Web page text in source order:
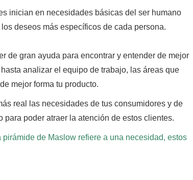
inician en necesidades básicas del ser humano
deseos más específicos de cada persona.
de gran ayuda para encontrar y entender de mejor
hasta analizar el equipo de trabajo, las áreas que
mejor forma tu producto.
real las necesidades de tus consumidores y de
poder atraer la atención de estos clientes.
de Maslow refiere a una necesidad, estos